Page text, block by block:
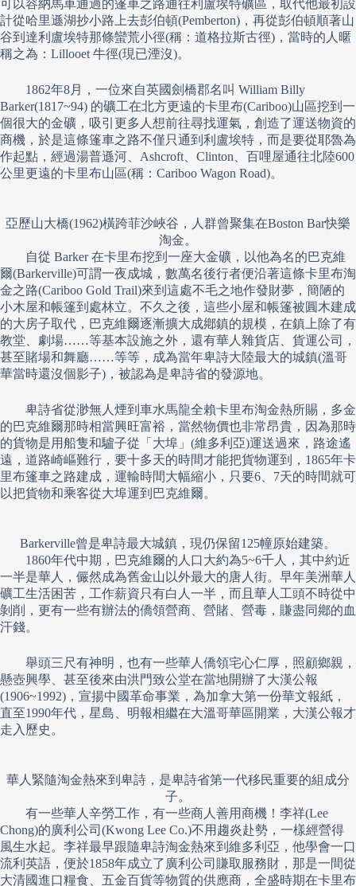
可以容納馬車通過的篷車之路通往利盧埃特礦區，取代他最初設
計從哈里遜湖抄小路上去彭伯頓(Pemberton)，再從彭伯頓順著山
谷到達利盧埃特那條蠻荒小徑(稱：道格拉斯古徑)，當時的人暱
稱之為：Lillooet 牛徑(現已湮沒)。
1862年8月，一位來自英國劍橋郡名叫 William Billy
Barker(1817~94) 的礦工在北方更遠的卡里布(Cariboo)山區挖到一
個很大的金礦，吸引更多人想前往尋找運氣，創造了運送物資的
商機，於是這條篷車之路不僅只通到利盧埃特，而是要從耶魯為
作起點，經過湯普遜河、Ashcroft、Clinton、百哩屋通往北陸600
公里更遠的卡里布山區(稱：Cariboo Wagon Road)。
亞歷山大橋(1962)橫跨菲沙峽谷，人群曾聚集在Boston Bar快樂
淘金。
自從 Barker 在卡里布挖到一座大金礦，以他為名的巴克維
爾(Barkerville)可謂一夜成城，數萬名後行者便沿著這條卡里布淘
金之路(Cariboo Gold Trail)來到這處不毛之地作發財夢，簡陋的
小木屋和帳篷到處林立。不久之後，這些小屋和帳篷被圓木建成
的大房子取代，巴克維爾逐漸擴大成鄕鎮的規模，在鎮上除了有
教堂、劇場……等基本設施之外，還有華人雜貨店、貨運公司，
甚至賭場和舞廳……等等，成為當年卑詩大陸最大的城鎮(溫哥
華當時還沒個影子)，被認為是卑詩省的發源地。
卑詩省從渺無人煙到車水馬龍全賴卡里布淘金熱所賜，多金
的巴克維爾那時相當興旺富裕，當然物價也非常昂貴，因為那時
的貨物是用船隻和驢子從「大埠」(維多利亞)運送過來，路途遙
遠，道路崎嶇難行，要十多天的時間才能把貨物運到，1865年卡
里布篷車之路建成，運輸時間大幅縮小，只要6、7天的時間就可
以把貨物和乘客從大埠運到巴克維爾。
Barkerville曾是卑詩最大城鎮，現仍保留125幢原始建築。
1860年代中期，巴克維爾的人口大約為5~6千人，其中約近
一半是華人，儼然成為舊金山以外最大的唐人街。早年美洲華人
礦工生活困苦，工作薪資只有白人一半，而且華人工頭不時從中
剝削，更有一些有辦法的僑領營商、營賭、營毒，賺盡同鄕的血
汗錢。
舉頭三尺有神明，也有一些華人僑領宅心仁厚，照顧鄉親，
懸壺興學、甚至後來由洪門致公堂在當地開辦了大漢公報
(1906~1992)，宣揚中國革命事業，為加拿大第一份華文報紙，
直至1990年代，星島、明報相繼在大溫哥華區開業，大漢公報才
走入歷史。
華人緊隨淘金熱來到卑詩，是卑詩省第一代移民重要的組成分
子。
有一些華人辛勞工作，有一些商人善用商機！李祥(Lee
Chong)的廣利公司(Kwong Lee Co.)不用趨炎赴勢，一樣經營得
風生水起。李祥最早跟隨卑詩淘金熱來到維多利亞，他學會一口
流利英語，便於1858年成立了廣利公司賺取服務財，那是一間從
大清國進口糧食、五金百貨等物質的供應商，全盛時期在卡里布